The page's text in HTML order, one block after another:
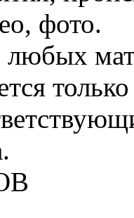
фото.
любых